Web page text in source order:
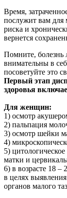
Время,
послужит вам для
риска и
вернется
Помните, болезнь
внимательны в
посоветуйте это
Первый этап
здоровья
Для женщин:
1) осмотр
2) пальпация
3) осмотр шейки
4)
5)
матки и
6) в возрасте 18 –
в целях
органов малого